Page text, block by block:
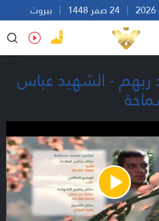
بيروت
Ar En Fr Es
ربهم - الشهيد عباس
Play
Video